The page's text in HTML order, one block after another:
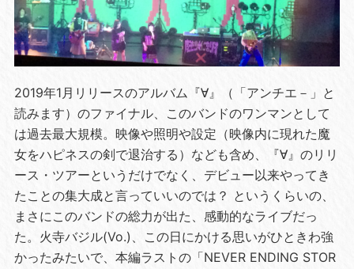
2019年1月リリースのアルバム『∀』（「アンチエ－」と
読みます）のファイナル、このバンドのワンマンとして
は過去最大規模。映像や照明や設定（映像内に現れた魔
女をハピネスの剣で退治する）なども含め、『∀』のリリ
ース・ツアーというだけでなく、デビュー以来やってき
たことの集大成と言っていいのでは？ というくらいの、
まさにこのバンドの総力が出た、感動的なライブだっ
た。火寺バジル(Vo.)、この日にかける思いがひときわ強
かったみたいで、本編ラストの「NEVER ENDING STOR